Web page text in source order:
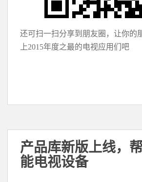
还可扫一扫分享到朋友圈，让你的
上2015年度之最的电视应用们吧
产品库新版上线，
能电视设备